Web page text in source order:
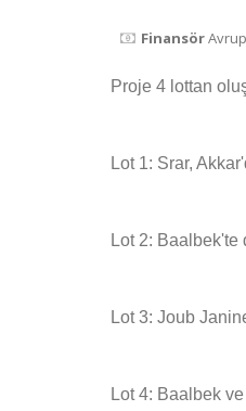
Finansör
Proje 4 lottan
Lot 1: Srar,
Lot 2: Baalbek'te
Lot 3: Joub
Lot 4: Baalbek